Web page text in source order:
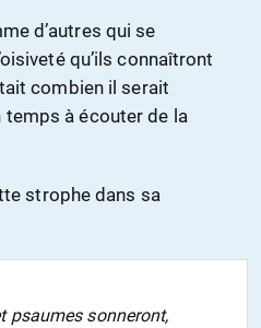
d’autres qui se
qu’ils connaîtront
combien il serait
temps à écouter de la
strophe dans sa
psaumes sonneront,